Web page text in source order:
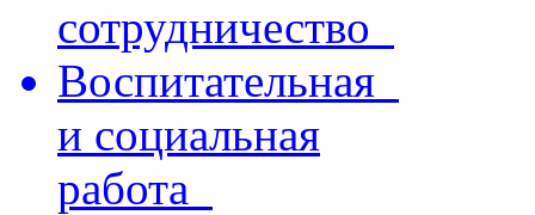
сотрудничество
Воспитательная
и социальная
работа